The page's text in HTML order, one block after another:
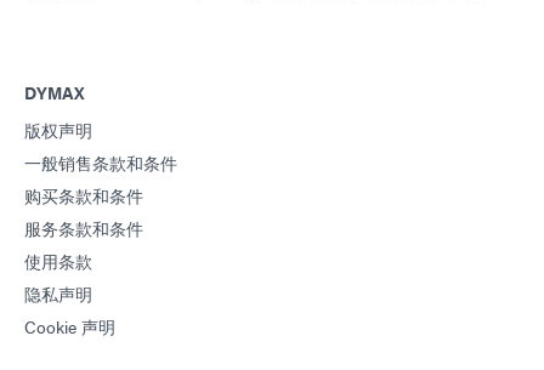
DYMAX
版权声明
一般销售条款和条件
购买条款和条件
服务条款和条件
使用条款
隐私声明
Cookie 声明